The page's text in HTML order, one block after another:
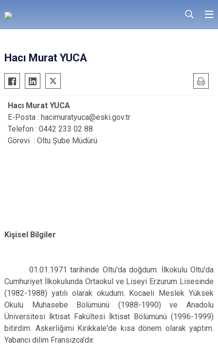
Hacı Murat YUCA
Hacı Murat YUCA
E-Posta : hacimuratyuca@eski.gov.tr
Telefon : 0442 233 02 88
Görevi : Oltu Şube Müdürü
Kişisel Bilgiler
01.01.1971 tarihinde Oltu'da doğdum. İlkokulu Oltu'da
Cumhuriyet İlkokulunda Ortaokul ve Liseyi Erzurum Lisesinde
(1982-1988) yatılı olarak okudum. Kocaeli Meslek Yüksek
Okulu Muhasebe Bölümünü (1988-1990) ve Anadolu
Üniversitesi İktisat Fakültesi İktisat Bölümünü (1996-1999)
bitirdim. Askerliğimi Kırıkkale'de kısa dönem olarak yaptım.
Yabancı dilim Fransızca’dır.